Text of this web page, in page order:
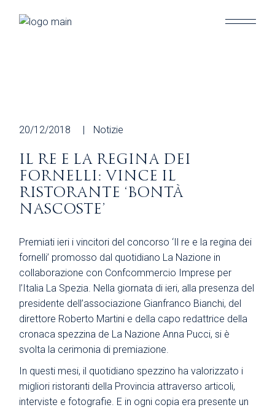
20/12/2018 Notizie
IL RE E LA REGINA DEI
FORNELLI: VINCE IL
RISTORANTE ‘BONTÀ
NASCOSTE’
Premiati ieri i vincitori del concorso ‘Il re e la regina dei
fornelli’ promosso dal quotidiano La Nazione in
collaborazione con Confcommercio Imprese per
l’Italia La Spezia. Nella giornata di ieri, alla presenza del
presidente dell’associazione Gianfranco Bianchi, del
direttore Roberto Martini e della capo redattrice della
cronaca spezzina de La Nazione Anna Pucci, si è
svolta la cerimonia di premiazione.
In questi mesi, il quotidiano spezzino ha valorizzato i
migliori ristoranti della Provincia attraverso articoli,
interviste e fotografie. E in ogni copia era presente un